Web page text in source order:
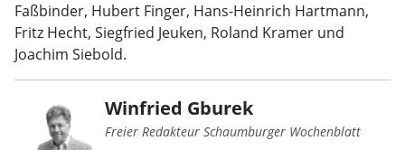
Faßbinder, Hubert Finger, Hans-Heinrich Hartmann,
Fritz Hecht, Siegfried Jeuken, Roland Kramer und
Joachim Siebold.
Winfried Gburek
Freier Redakteur Schaumburger Wochenblatt